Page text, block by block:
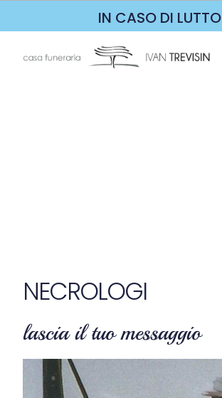
IN CASO DI LUTTO
NECROLOGI
lascia il tuo messaggio